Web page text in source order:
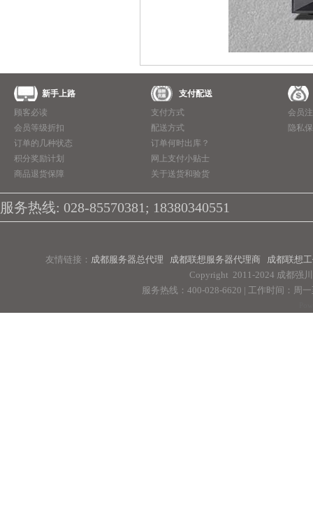
新手上路
顾客必读
会员等级折扣
订单的几种状态
积分奖励计划
商品退货保障
支付配送
支付方式
配送方式
订单何时出库？
网上支付小贴士
关于送货和验货
会员
隐私
服务热线: 028-85570381; 18380340551
友情链接： 成都服务器总代理 成都联想服务器代理商
成都联想
Copyright 2011-2024 成都强
服务热线：400-028-6620 | 工作时间：周